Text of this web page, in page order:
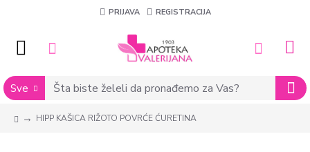
PRIJAVA REGISTRACIJA
Sve
HIPP KAŠICA RIŽOTO POVRĆE ĆURETINA